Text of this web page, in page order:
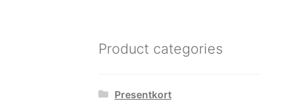
Product categories
Presentkort